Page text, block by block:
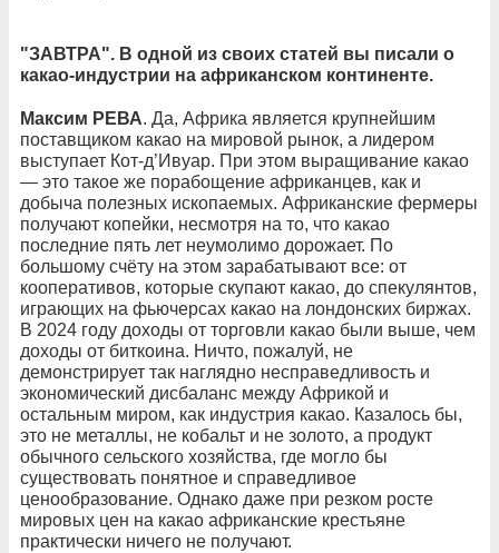
"ЗАВТРА". В одной из своих статей вы писали о
какао-индустрии на африканском континенте.
Максим РЕВА. Да, Африка является крупнейшим
поставщиком какао на мировой рынок, а лидером
выступает Кот-д’Ивуар. При этом выращивание какао
— это такое же порабощение африканцев, как и
добыча полезных ископаемых. Африканские фермеры
получают копейки, несмотря на то, что какао
последние пять лет неумолимо дорожает. По
большому счёту на этом зарабатывают все: от
кооперативов, которые скупают какао, до спекулянтов,
играющих на фьючерсах какао на лондонских биржах.
В 2024 году доходы от торговли какао были выше, чем
доходы от биткоина. Ничто, пожалуй, не
демонстрирует так наглядно несправедливость и
экономический дисбаланс между Африкой и
остальным миром, как индустрия какао. Казалось бы,
это не металлы, не кобальт и не золото, а продукт
обычного сельского хозяйства, где могло бы
существовать понятное и справедливое
ценообразование. Однако даже при резком росте
мировых цен на какао африканские крестьяне
практически ничего не получают.